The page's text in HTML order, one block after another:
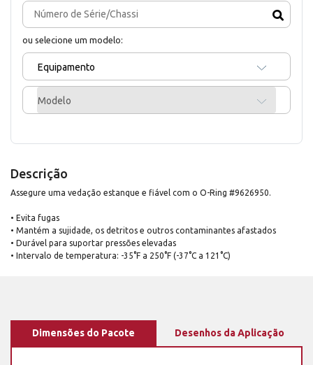
ou selecione um modelo:
Equipamento
Modelo
Descrição
Assegure uma vedação estanque e fiável com o O-Ring #9626950.
• Evita fugas
• Mantém a sujidade, os detritos e outros contaminantes afastados
• Durável para suportar pressões elevadas
• Intervalo de temperatura: -35°F a 250°F (-37°C a 121°C)
Dimensões do Pacote Desenhos da Aplicação